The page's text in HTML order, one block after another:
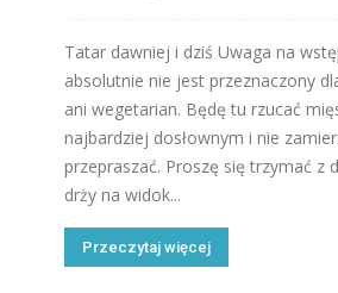
Tatar dawniej i dziś Uwaga na
absolutnie nie jest przeznaczony
ani wegetarian. Będę tu rzucać
najbardziej dosłownym i nie
przepraszać. Proszę się trzymać z
drży na widok...
Przeczytaj więcej